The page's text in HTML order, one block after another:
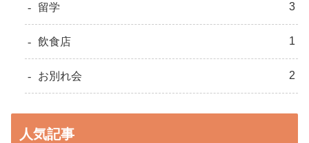
留学 3
飲食店 1
お別れ会 2
人気記事